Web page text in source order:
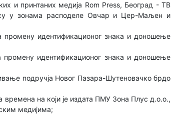
и принтаних медија Rom Press, Београд - ТВ
у зонама расподеле Овчар и Цер-Маљен и
идентификационог знака и доношење
идентификационог знака и доношење
подручјa Новoг Пазара-Шутеновачко брдо
на који је издата ПМУ Зона Плус д.о.о.,
медијима;